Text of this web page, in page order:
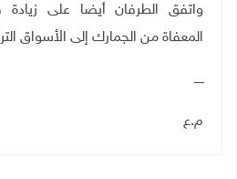
واتفق الطرفان أيضا على زيادة
المعفاة من الجمارك إلى الأسواق
ـــــ
م.ع